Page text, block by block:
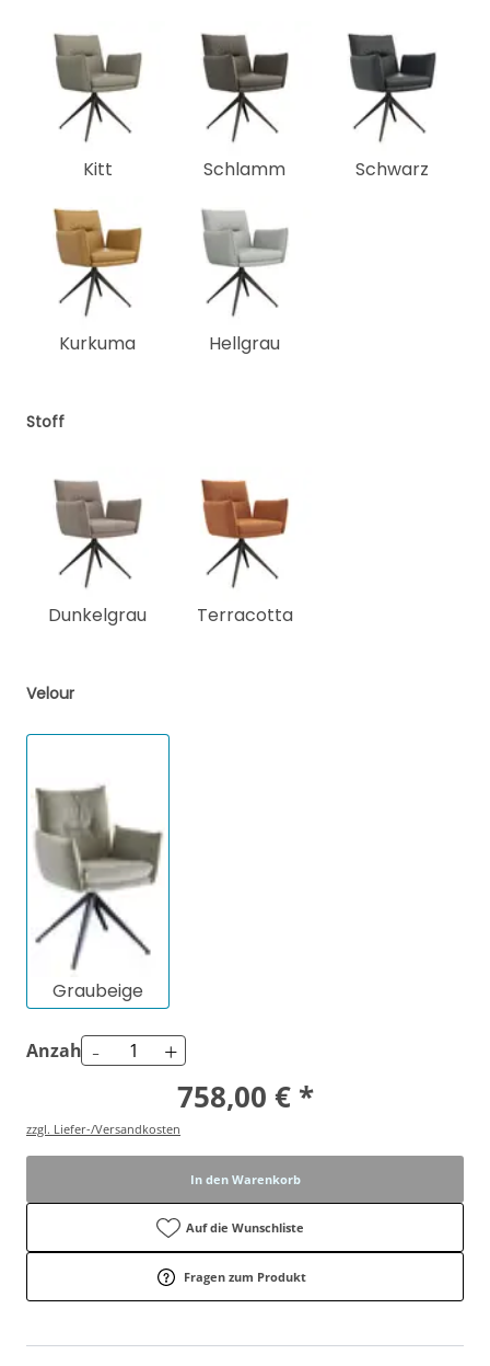
Kitt Schlamm Schwarz
Kurkuma Hellgrau
Stoff
Dunkelgrau Terracotta
Velour
Graubeige
Anzahl - +
758,00 € *
zzgl. Liefer-/Versandkosten
In den Warenkorb
Auf die Wunschliste
Fragen zum Produkt